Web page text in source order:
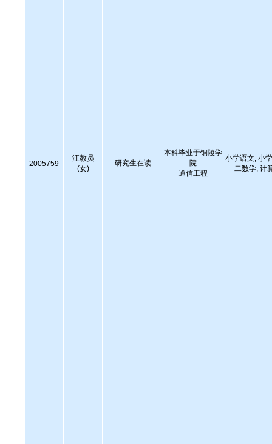
2005759
汪教员
(女)
研究生在读
本科毕业于铜陵学
院
通信工程
小学语文, 小
二数学, 计